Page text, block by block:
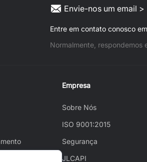
Envie-nos um email >
Entre em contato conosco
Normalmente, respondemos
Empresa
Sobre Nós
ISO 9001:2015
Segurança
JLCAPI